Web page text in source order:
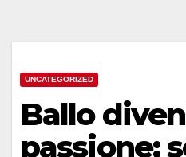
UNCATEGORIZED
Ballo
passione: